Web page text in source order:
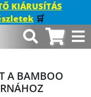
KIÁRUSÍTÁS
🛒
A BAMBOO